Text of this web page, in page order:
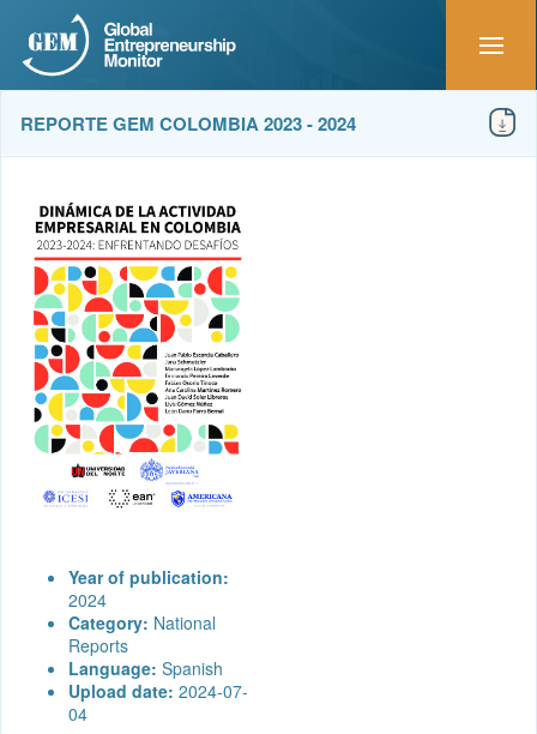
REPORTE GEM COLOMBIA 2023 - 2024
Year of publication:
2024
Category: National
Reports
Language: Spanish
Upload date: 2024-07-
04